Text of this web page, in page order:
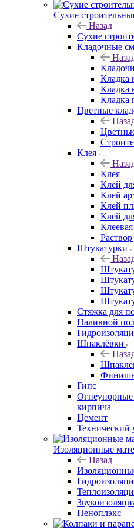
Сухие
Назад
Сухие
Кладочные
Кладка
Кладка
Кладка
Цветные
Клея
Клея
Клей
Клей
Клей
Клей
Штукатурки
Стяжка для
Наливной
Шпаклёвки
Гипс
Огнеупорные
кирпича
Цемент
Технический
Изоляционные
Назад
Пеноплэкс